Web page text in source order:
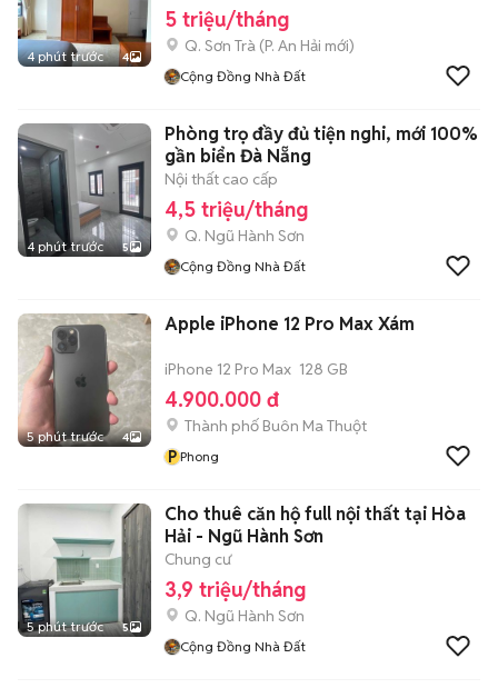
4 phút trước 4
5 triệu/tháng
Q. Sơn Trà (P. An Hải mới)
Cộng Đồng Nhà Đất
4 phút trước 5
Phòng trọ đầy đủ tiện nghi, mới 100%
gần biển Đà Nẵng
Nội thất cao cấp
4,5 triệu/tháng
Q. Ngũ Hành Sơn
Cộng Đồng Nhà Đất
5 phút trước 4
Apple iPhone 12 Pro Max Xám
iPhone 12 Pro Max 128 GB
4.900.000 đ
Thành phố Buôn Ma Thuột
P Phong
5 phút trước 5
Cho thuê căn hộ full nội thất tại Hòa
Hải - Ngũ Hành Sơn
Chung cư
3,9 triệu/tháng
Q. Ngũ Hành Sơn
Cộng Đồng Nhà Đất